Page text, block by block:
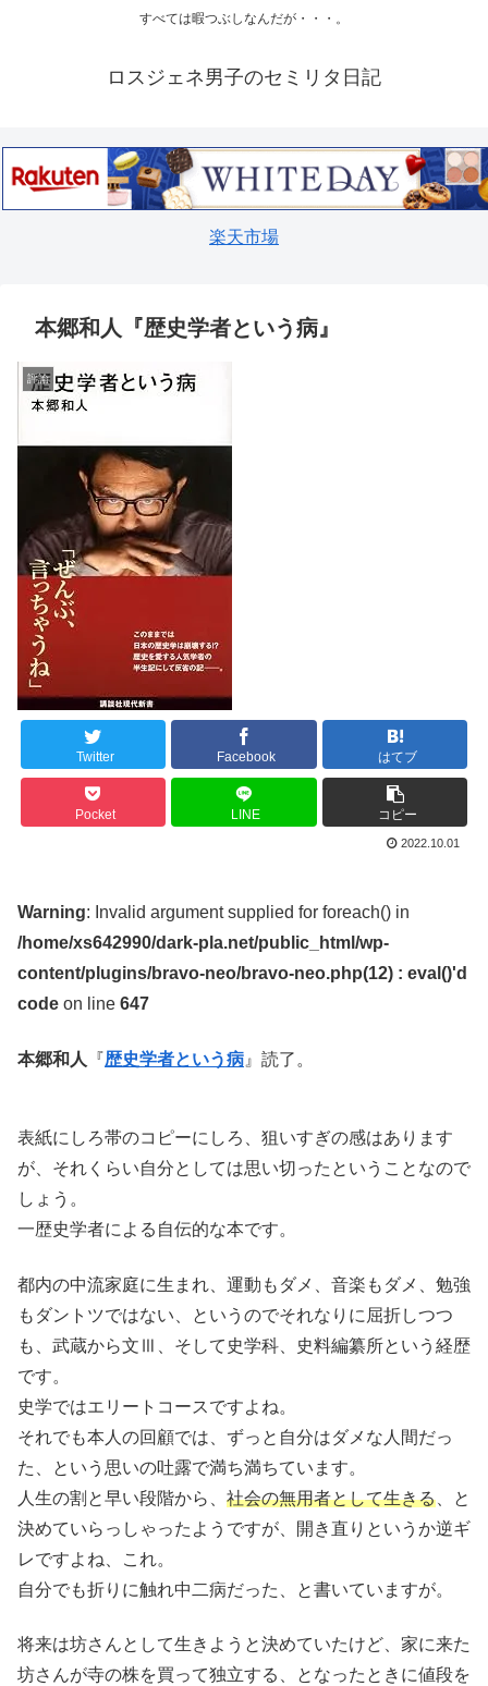
すべては暇つぶしなんだが・・・。
ロスジェネ男子のセミリタ日記
楽天市場
本郷和人『歴史学者という病』
評論
Twitter Facebook はてブ
Pocket LINE コピー
2022.10.01
Warning: Invalid argument supplied for foreach() in
/home/xs642990/dark-pla.net/public_html/wp-
content/plugins/bravo-neo/bravo-neo.php(12) : eval()'d
code on line 647
本郷和人 『歴史学者という病 』読了。
表紙にしろ帯のコピーにしろ、狙いすぎの感はあります
が、それくらい自分としては思い切ったということなので
しょう。
一歴史学者による自伝的な本です。
都内の中流家庭に生まれ、運動もダメ、音楽もダメ、勉強
もダントツではない、というのでそれなりに屈折しつつ
も、武蔵から文Ⅲ、そして史学科、史料編纂所という経歴
です。
史学ではエリートコースですよね。
それでも本人の回顧では、ずっと自分はダメな人間だっ
た、という思いの吐露で満ち満ちています。
人生の割と早い段階から、 社会の無用者として生きる 、と
決めていらっしゃったようですが、開き直りというか逆ギ
レですよね、これ。
自分でも折りに触れ中二病だった、と書いていますが。
将来は坊さんとして生きようと決めていたけど、家に来た
坊さんが寺の株を買って独立する、となったときに値段を